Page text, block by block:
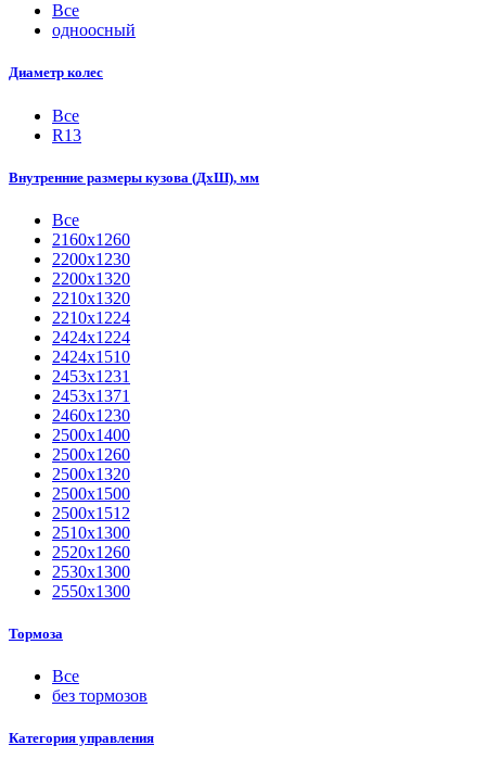
Все
одноосный
Диаметр колес
Все
R13
Внутренние размеры кузова (ДхШ), мм
Все
2160х1260
2200х1230
2200х1320
2210x1320
2210х1224
2424х1224
2424х1510
2453х1231
2453х1371
2460х1230
2500x1400
2500х1260
2500х1320
2500х1500
2500х1512
2510х1300
2520х1260
2530х1300
2550х1300
Тормоза
Все
без тормозов
Категория управления